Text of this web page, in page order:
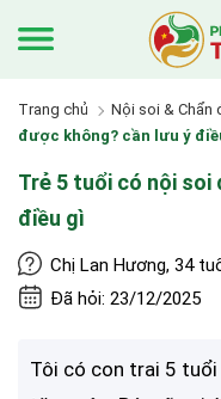
Trang chủ Nội soi & Chẩn
được không? cần lưu ý
Trẻ 5 tuổi có nội soi
điều gì
Chị Lan Hương, 34
Đã hỏi: 23/12/2025
Tôi có con trai 5 tuổi